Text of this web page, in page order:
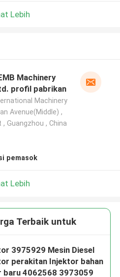
Lebih
Machinery
profil pabrikan
Machinery
Avenue(Middle) ,
Guangzhou , China
pemasok
Lebih
Terbaik untuk
3975929 Mesin Diesel
perakitan Injektor bahan
baru 4062568 3973059